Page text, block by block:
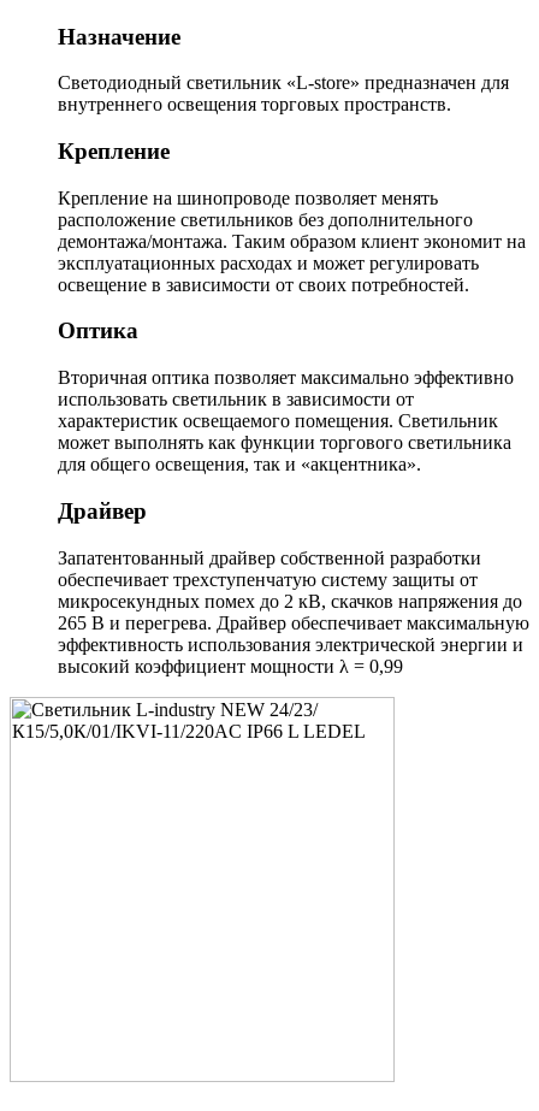
Назначение
Светодиодный светильник «L-store» предназначен для
внутреннего освещения торговых пространств.
Крепление
Крепление на шинопроводе позволяет менять
расположение светильников без дополнительного
демонтажа/монтажа. Таким образом клиент экономит на
эксплуатационных расходах и может регулировать
освещение в зависимости от своих потребностей.
Оптика
Вторичная оптика позволяет максимально эффективно
использовать светильник в зависимости от
характеристик освещаемого помещения. Светильник
может выполнять как функции торгового светильника
для общего освещения, так и «акцентника».
Драйвер
Запатентованный драйвер собственной разработки
обеспечивает трехступенчатую систему защиты от
микросекундных помех до 2 кВ, скачков напряжения до
265 В и перегрева. Драйвер обеспечивает максимальную
эффективность использования электрической энергии и
высокий коэффициент мощности λ = 0,99